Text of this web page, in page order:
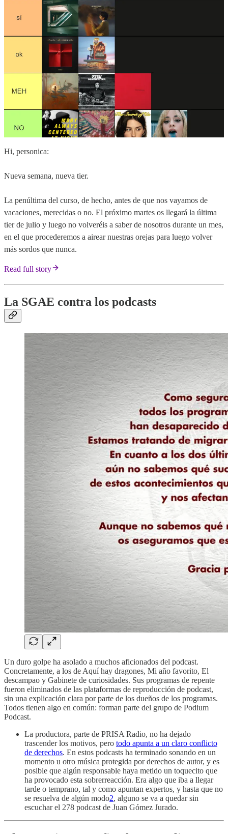
Hi, personica:
Nueva semana, nueva tier.
La penúltima del curso, de hecho, antes de que nos vayamos de
vacaciones, merecidas o no. El próximo martes os llegará la última
tier de julio y luego no volveréis a saber de nosotros durante un mes,
en el que procederemos a airear nuestras orejas para luego volver
más sordos que nunca.
Read full story
La SGAE contra los podcasts
Un duro golpe ha asolado a muchos aficionados del podcast.
Concretamente, a los de Aquí hay dragones, Mi año favorito, El
descampao y Gabinete de curiosidades. Sus programas de repente
fueron eliminados de las plataformas de reproducción de podcast,
sin una explicación clara por parte de los dueños de los programas.
Todos tienen algo en común: forman parte del grupo de Podium
Podcast.
La productora, parte de PRISA Radio, no ha dejado
trascender los motivos, pero todo apunta a un claro conflicto
de derechos. En estos podcasts ha terminado sonando en un
momento u otro música protegida por derechos de autor, y es
posible que algún responsable haya metido un toquecito que
ha provocado esta sobrerreacción. Era algo que iba a llegar
tarde o temprano, tal y como apuntan expertos, y hasta que no
se resuelva de algún modo2, alguno se va a quedar sin
escuchar el 278 podcast de Juan Gómez Jurado.